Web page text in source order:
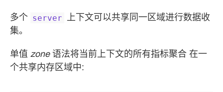
多个 server 上下文可以共享同一区域进行数据收
集。
单值 zone语法将当前上下文的所有指标聚合 在一
个共享内存区域中: